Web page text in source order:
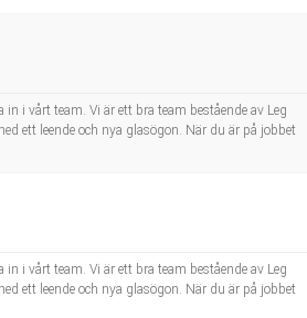
i vårt team. Vi är ett bra team bestående av Leg
ett leende och nya glasögon. När du är på jobbet
i vårt team. Vi är ett bra team bestående av Leg
ett leende och nya glasögon. När du är på jobbet